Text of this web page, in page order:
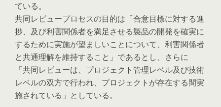
ている。
共同レビュープロセスの目的は「合意目標に対する進
捗、及び利害関係者を満足させる製品の開発を確実に
するために実施が望ましいことについて、利害関係者
と共通理解を維持すること」であるとし、さらに
「共同レビューは、プロジェクト管理レベル及び技術
レベルの双方で行われ、プロジェクトが存在する間実
施されている」としている。